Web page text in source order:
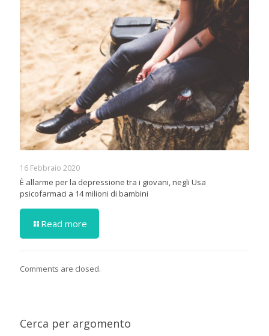
16 Febbraio 2020
È allarme per la depressione tra i giovani, negli Usa
psicofarmaci a 14 milioni di bambini
Read more
Comments are closed.
Cerca per argomento